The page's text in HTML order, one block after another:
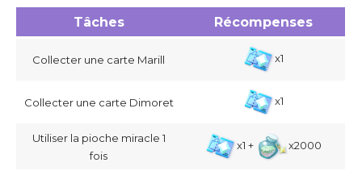
Tâches Récompenses
Collecter une carte Marill x1
Collecter une carte Dimoret x1
Utiliser la pioche miracle 1
fois
x1 + x2000